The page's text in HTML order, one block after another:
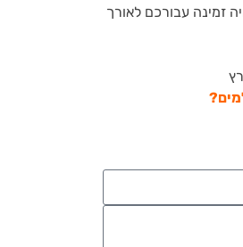
זמינה עבורכם לאורך